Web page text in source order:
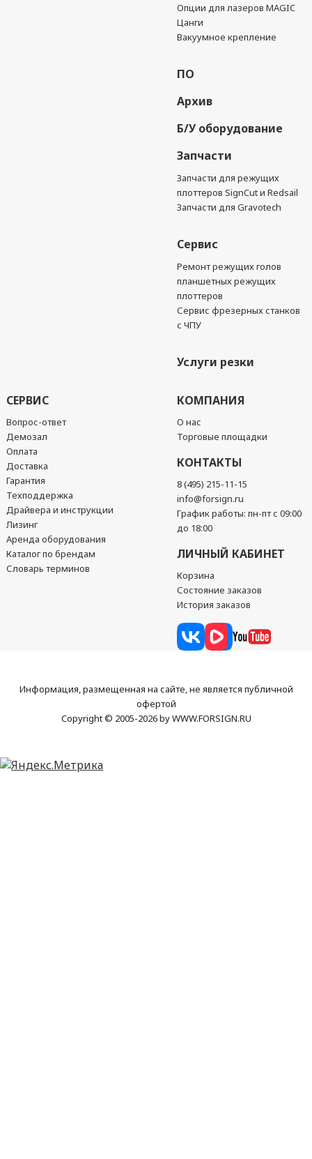
Опции для лазеров MAGIC
Цанги
Вакуумное крепление
ПО
Архив
Б/У оборудование
Запчасти
Запчасти для режущих
плоттеров SignCut и Redsail
Запчасти для Gravotech
Сервис
Ремонт режущих голов
планшетных режущих
плоттеров
Сервис фрезерных станков
с ЧПУ
Услуги резки
СЕРВИС
Вопрос-ответ
Демозал
Оплата
Доставка
Гарантия
Техподдержка
Драйвера и инструкции
Лизинг
Аренда оборудования
Каталог по брендам
Словарь терминов
КОМПАНИЯ
О нас
Торговые площадки
КОНТАКТЫ
8 (495) 215-11-15
info@forsign.ru
График работы: пн-пт с 09:00
до 18:00
ЛИЧНЫЙ КАБИНЕТ
Корзина
Состояние заказов
История заказов
Информация, размещенная на сайте, не является публичной
офертой
Copyright © 2005-2026 by WWW.FORSIGN.RU